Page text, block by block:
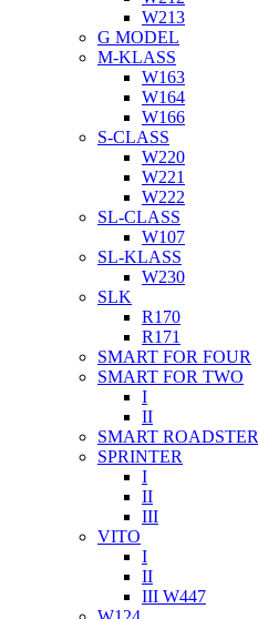
W213
G MODEL
M-KLASS
W163
W164
W166
S-CLASS
W220
W221
W222
SL-CLASS
W107
SL-KLASS
W230
SLK
R170
R171
SMART FOR FOUR
SMART FOR TWO
I
II
SMART ROADSTER
SPRINTER
I
II
III
VITO
I
II
III W447